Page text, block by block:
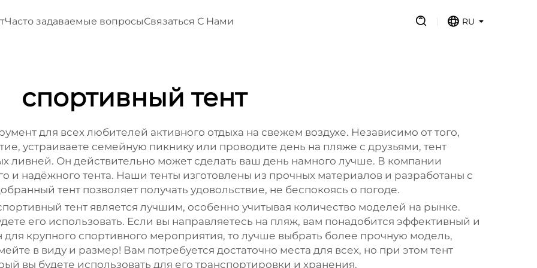
Часто задаваемые вопросыСвязаться С Нами RU
спортивный тент
для всех любителей активного отдыха на свежем воздухе. Независимо от того,
устраиваете семейную пикнику или проводите день на пляже с друзьями, тент
ливней. Он действительно может сделать ваш день намного лучше. В компании
и надёжного тента. Наши тенты изготовлены из прочных материалов и разработаны с
тент позволяет получать удовольствие, не беспокоясь о погоде.
тент является лучшим, особенно учитывая количество моделей на рынке.
его использовать. Если вы направляетесь на пляж, вам понадобится эффективный и
для крупного спортивного мероприятия, то лучше выбрать более прочную модель,
в виду и размер! Вам потребуется достаточно места для всех, но при этом тент
вы будете использовать для его транспортировки и хранения.